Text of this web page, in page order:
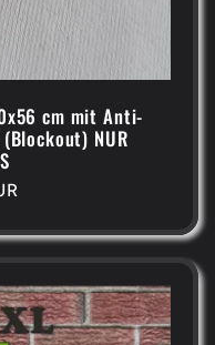
cm mit Anti-
NUR